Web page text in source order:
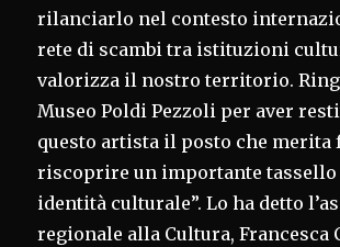
rilanciarlo nel contesto
rete di scambi tra istituzioni
valorizza il nostro territorio.
Museo Poldi Pezzoli per aver
questo artista il posto che merita
riscoprire un importante tassello
identità culturale”. Lo ha detto
regionale alla Cultura, Francesca